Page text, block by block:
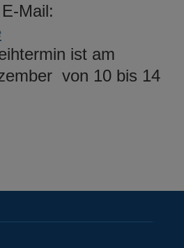
Mail:
ist am
von 10 bis 14